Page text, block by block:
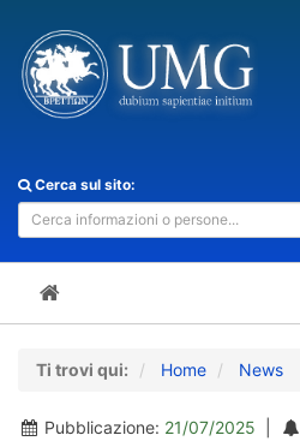
Cerca sul sito:
Ti trovi qui: Home News
Pubblicazione: 21/07/2025